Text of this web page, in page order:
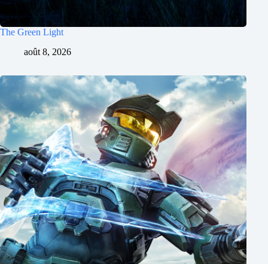
The Green Light
août 8, 2026